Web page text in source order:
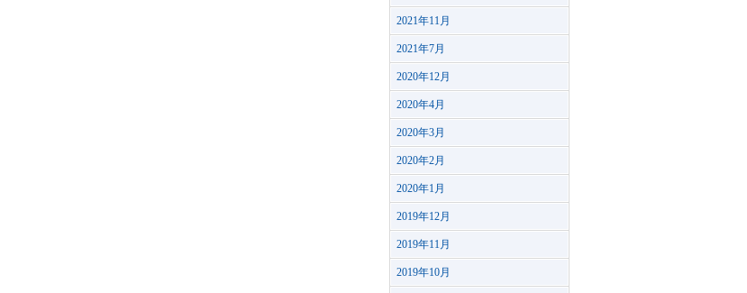
2021年11月
2021年7月
2020年12月
2020年4月
2020年3月
2020年2月
2020年1月
2019年12月
2019年11月
2019年10月